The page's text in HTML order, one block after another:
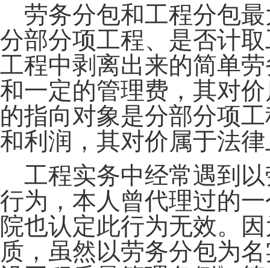
劳务分包和工程分包最
分部分项工程、是否计
工程中剥离出来的简单
和一定的管理费，其对
的指向对象是分部分项
和利润，其对价属于法
工程实务中经常遇到以
行为，本人曾代理过的
院也认定此行为无效。
质，虽然以劳务分包为